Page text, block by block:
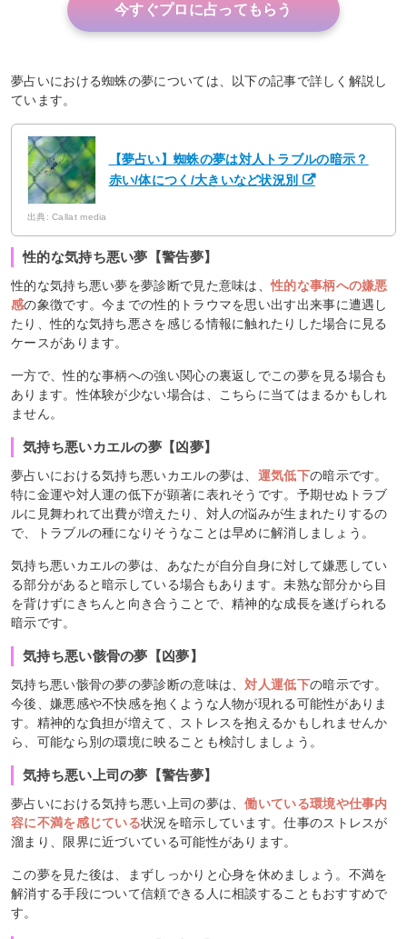
今すぐプロに占ってもらう
夢占いにおける蜘蛛の夢については、以下の記事で詳しく解説し
ています。
【夢占い】蜘蛛の夢は対人トラブルの暗示？
赤い/体につく/大きいなど状況別
出典: Callat media
性的な気持ち悪い夢【警告夢】
性的な気持ち悪い夢を夢診断で見た意味は、性的な事柄への嫌悪
感の象徴です。今までの性的トラウマを思い出す出来事に遭遇し
たり、性的な気持ち悪さを感じる情報に触れたりした場合に見る
ケースがあります。
一方で、性的な事柄への強い関心の裏返しでこの夢を見る場合も
あります。性体験が少ない場合は、こちらに当てはまるかもしれ
ません。
気持ち悪いカエルの夢【凶夢】
夢占いにおける気持ち悪いカエルの夢は、 運気低下の暗示です。
特に金運や対人運の低下が顕著に表れそうです。予期せぬトラブ
ルに見舞われて出費が増えたり、対人の悩みが生まれたりするの
で、トラブルの種になりそうなことは早めに解消しましょう。
気持ち悪いカエルの夢は、あなたが自分自身に対して嫌悪してい
る部分があると暗示している場合もあります。未熟な部分から目
を背けずにきちんと向き合うことで、精神的な成長を遂げられる
暗示です。
気持ち悪い骸骨の夢【凶夢】
気持ち悪い骸骨の夢の夢診断の意味は、対人運低下の暗示です。
今後、嫌悪感や不快感を抱くような人物が現れる可能性がありま
す。精神的な負担が増えて、ストレスを抱えるかもしれませんか
ら、可能なら別の環境に映ることも検討しましょう。
気持ち悪い上司の夢【警告夢】
夢占いにおける気持ち悪い上司の夢は、働いている環境や仕事内
容に不満を感じている状況を暗示しています。仕事のストレスが
溜まり、限界に近づいている可能性があります。
この夢を見た後は、まずしっかりと心身を休めましょう。不満を
解消する手段について信頼できる人に相談することもおすすめで
す。